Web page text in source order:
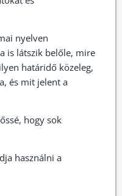
nyelven
is látszik belőle, mire
határidő közeleg,
és mit jelent a
hogy sok
használni a